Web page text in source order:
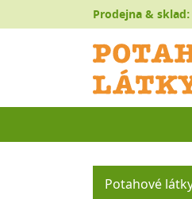
Prodejna & sklad:
Potahové